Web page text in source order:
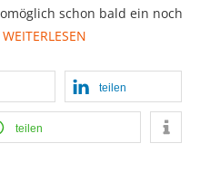
schon bald ein noch
WEITERLESEN
teilen
teilen